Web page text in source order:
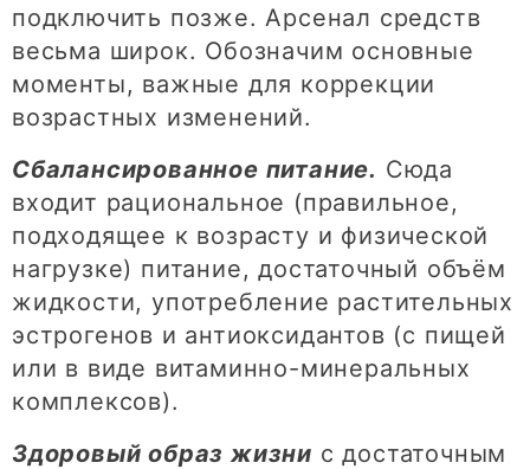
подключить позже. Арсенал средств
весьма широк. Обозначим основные
моменты, важные для коррекции
возрастных изменений.
Сбалансированное питание. Сюда
входит рациональное (правильное,
подходящее к возрасту и физической
нагрузке) питание, достаточный объём
жидкости, употребление растительных
эстрогенов и антиоксидантов (с пищей
или в виде витаминно-минеральных
комплексов).
Здоровый образ жизни с достаточным